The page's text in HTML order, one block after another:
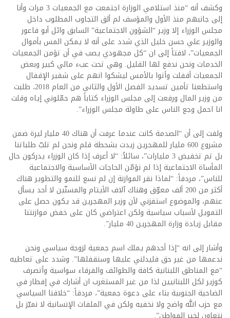
وكشف أنه “منذ استلامي الوزارة اجتمعت مع الجمعيات 3 مرات وأنا
إلى جانبهم منذ الأول والمؤسف لم ألق التجاوب ‏المطلوب داخل
مجلس الوزراء إلا وزير “الشؤون الاجتماعية” السابق وائل أبو فاعور
والوزير علي حسن خليل الذي شدد على أنه لا ‏يمكن المس بأموال
الجمعيات”، لافتاً إلى ان “كل مجهودي يصب في أن تؤمن الجمعيات
الخدمات ونحن ندفع لها القليل. وهي ‏تحت عبء مالي كبير وبعض
الجمعيات أقفلت وأتوا بالأمس ليشكوا انهم على شفير الإقفال
واستطعنا تأمين تسديد الفصل الأول ‏والثاني من العام 2018، طلبت
من وزير المال ورفعت إلى مجلس الوزراء كتاباً هم حمّلوني إياه وقلت
انا احمل وجع الناس على ‏طاولة مجلس الوزراء”.‏
ولفت إلى أن “الصدمة كانت عندما عرفت أن هناك 40 مليار ليرة ضمن
مشروع 600 مليار للمهجرين زيدت بشحطة قلم ونحن ‏لم تلبّ طلباتنا
بل تم تخفيض 3 مليارات”، سائلاُ: “لا أعرف إذا كان الوزراء يدركون حال
المأساة الاجتماعية إذا لم نؤمّن ‏الحاجات الأساسية والاجتماعية
للناس”، مردفاً: “لماذا نقر الموازنة إن لم نسع للنمو والتطوير هناك
أكثر من 200 ألف معوّق ‏وهناك آلاف الأيتام والمسنّين لا أحد يسأل
عنهم، والموضوع استفزني لأن وزير المهجرين قد يكون حصل على
التمويل لأسباب ‏سياسية ولكن اعتراضي كان على خفض موازنتنا
مقابل زيادة وزارة المهجرين 40 مليار”.‏
وأشار إلى انه “إذا أحدهم يملك اسم جمعية لزوجة سياسي ونحن
ندعمها من غير حق فليدلني عليها وسنقفلها”.‏ وشدد على ‏تعاطيه
“مع المناطق اللبنانية كافة ‏والطوائف والفرقاء سواسية وأتصرف
كوزير لكل ‏اللبنانيين ‏لذا من غير المستغرب ان أشارك في إفطار في
الضاحية الجنوبية بناء على دعوة جمعية”، مردفاً: “خلافنا السياسي
مع ‏حزب الله ‏واضح ولا نخفيه ولكن في الملفات الإنسانية لا نميّز بل